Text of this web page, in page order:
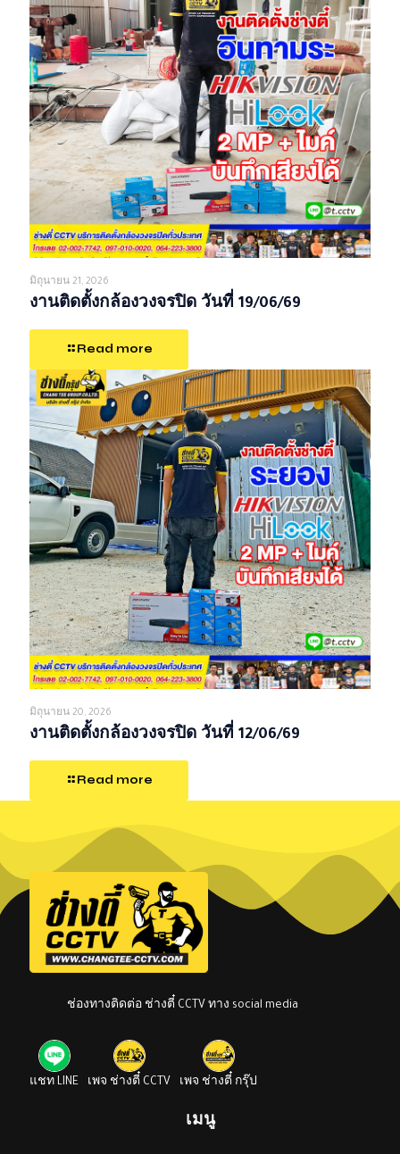
มิถุนายน 21, 2026
งานติดตั้งกล้องวงจรปิด วันที่ 19/06/69
Read more
มิถุนายน 20, 2026
งานติดตั้งกล้องวงจรปิด วันที่ 12/06/69
Read more
ช่องทางติดต่อ ช่างตี๋ CCTV ทาง social media
แชท LINE เพจ ช่างตี๋ CCTV เพจ ช่างตี๋ กรุ๊ป
เมนู